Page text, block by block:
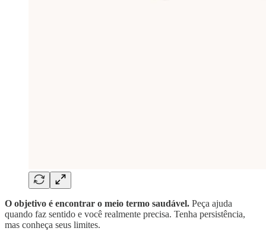
O objetivo é encontrar o meio termo saudável. Peça ajuda
quando faz sentido e você realmente precisa. Tenha persistência,
mas conheça seus limites.